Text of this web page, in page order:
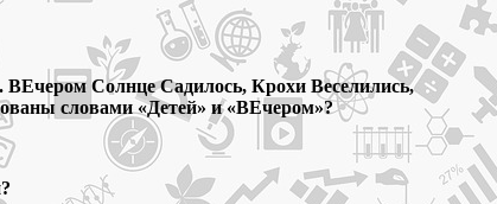
Солнце Садилось, Крохи Веселились,
словами «Детей» и «ВЕчером»?